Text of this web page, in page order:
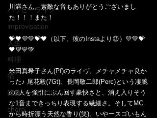
ハッピーライフ
improvisation
人生
料理
猫
鍵盤ハーモニカ
choro
川満さん。素敵な音もありがとうございまし
た！！！また！
💝🖤💜💚💝🖤（以下、彼のInstaより😉）💛💚💝
🖤💜💛💚
米田真希子さん(Pf)のライヴ、メチャメチャ良か
った♪ 尾花毅(7Gt)、長岡敬二郎(Perc)という凄腕
の2人を強引にぶん回す豪快さと、消え入りそう
な1音まできっちり表現する繊細さ。そしてMC
から時折漂う天然な香り(笑)。いやースゴいもん